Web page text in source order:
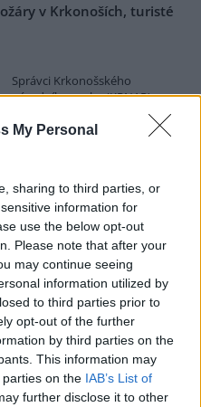
My Personal
sharing to third parties, or
information for
use the below opt-out
Please note that after your
may continue seeing
information utilized by
to third parties prior to
opt-out of the further
by third parties on the
This information may
on the IAB’s List of
further disclose it to other
v Krkonoších, turisté
Správci Krkonošského
národního parku (KRNAP)
vyzývají návštěvníky Krkonoš,
aby ihned hlásili jakýkoli
ČTK mluvčí Správy KRNAP
další vlna veder, od
Celsia. Teplo bude i na
Vémolovi, bude mít nový
Lvice Elsa, kterou na začátku
června ministerstvo životního
prostředí (MŽP) zabavilo z
nelegálního chovu zápasníka